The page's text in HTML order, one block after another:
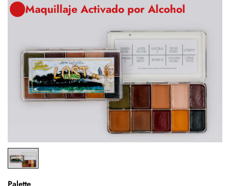
Maquillaje Activado por Alcohol